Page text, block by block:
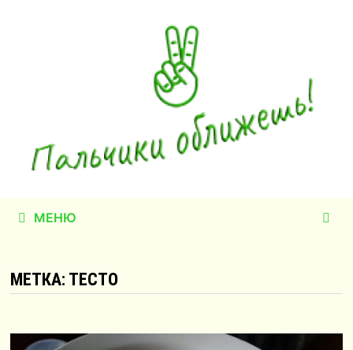
МЕНЮ
МЕТКА: ТЕСТО